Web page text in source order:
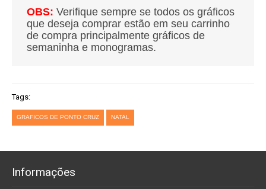
OBS: Verifique sempre se todos os gráficos
que deseja comprar estão em seu carrinho
de compra principalmente gráficos de
semaninha e monogramas.
Tags:
GRAFICOS DE PONTO CRUZ NATAL
Informações